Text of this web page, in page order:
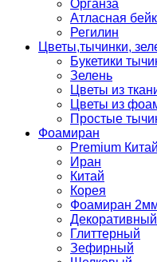
Органза
Атласная
Регилин
Цветы,тычинки,
Букетики
Зелень
Цветы из
Цветы из
Простые
Фоамиран
Premium Китай
Иран
Китай
Корея
Фоамиран
Глиттерный
Зефирный